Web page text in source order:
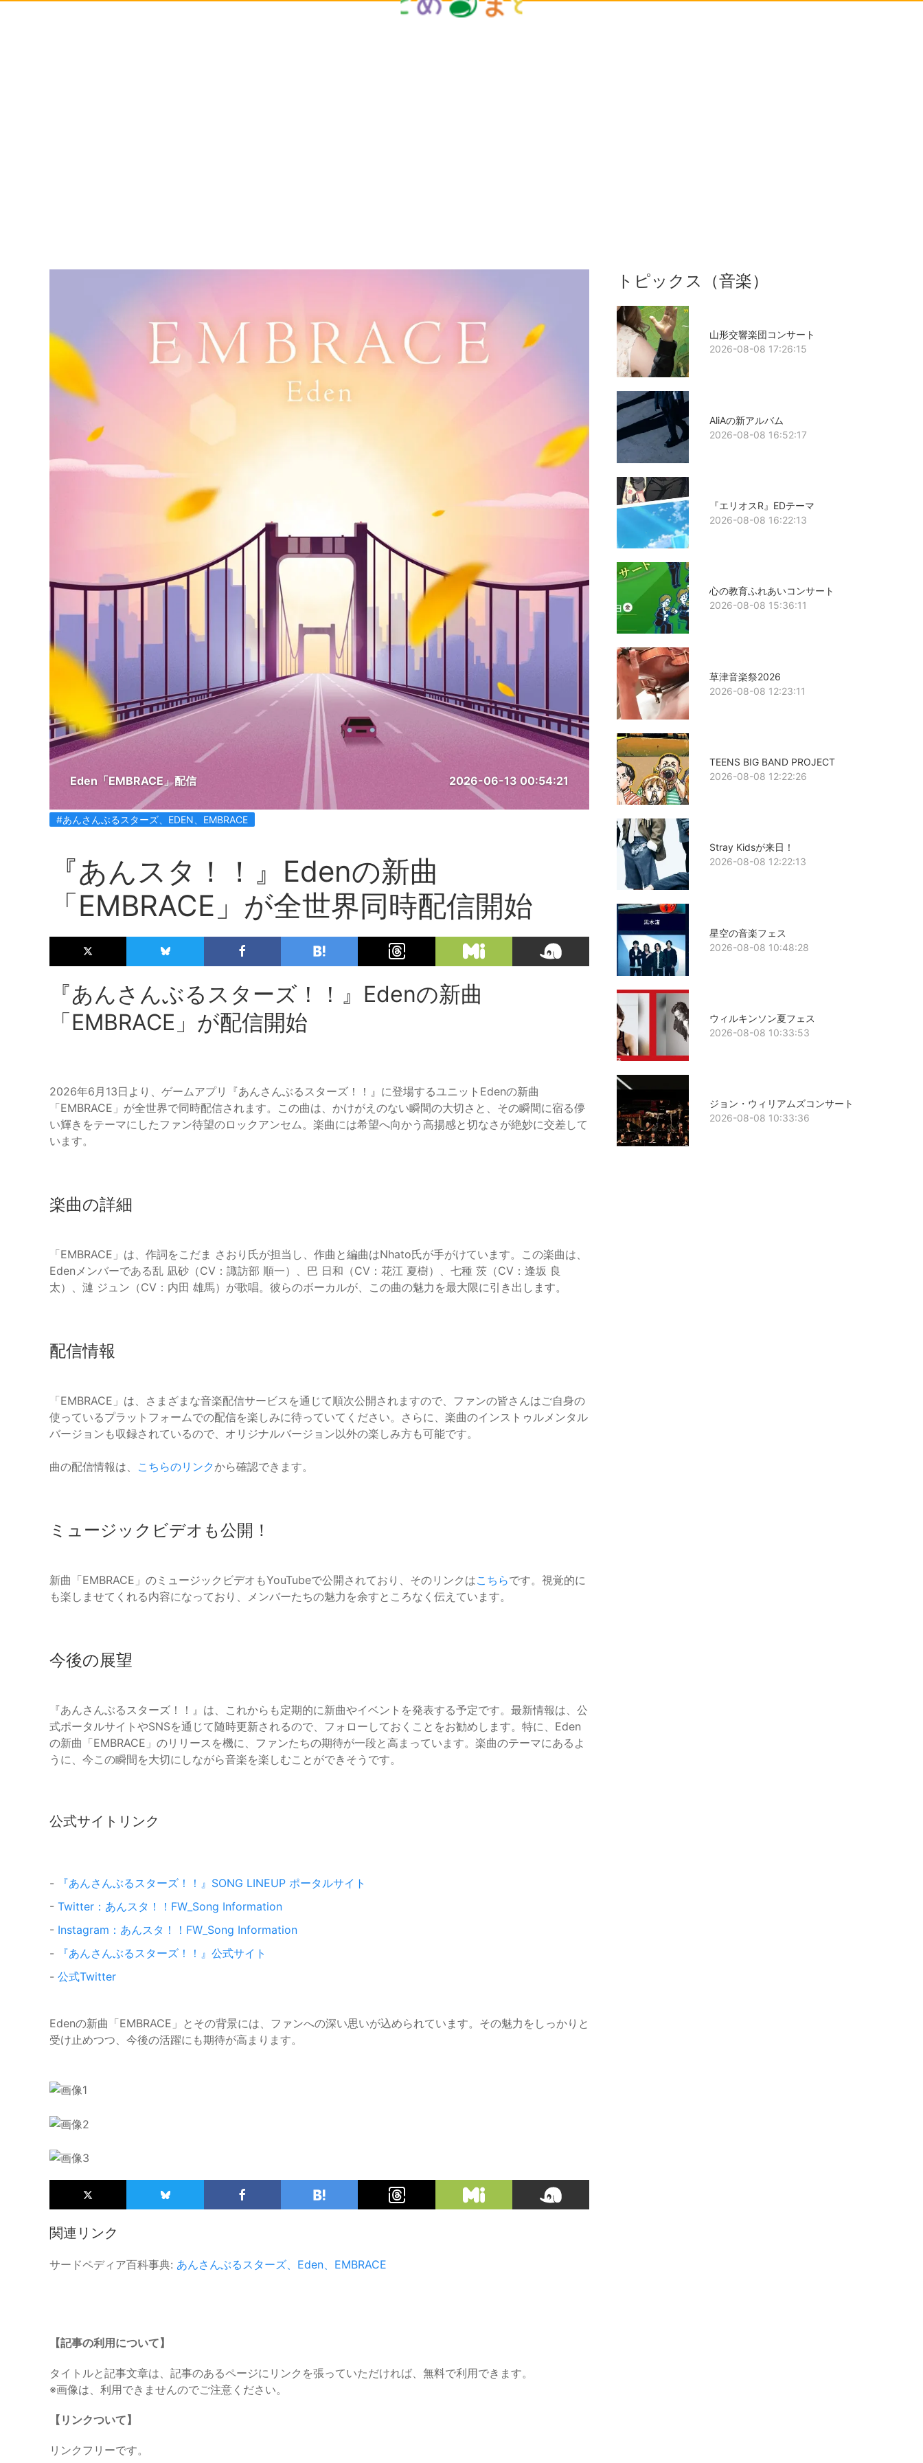
Eden「EMBRACE」配信 2026-06-13 00:54:21
#あんさんぶるスターズ、EDEN、EMBRACE
『あんスタ！！』Edenの新曲
「EMBRACE」が全世界同時配信開始
『あんさんぶるスターズ！！』Edenの新曲
「EMBRACE」が配信開始
2026年6月13日より、ゲームアプリ『あんさんぶるスターズ！！』に登場するユニットEdenの新曲
「EMBRACE」が全世界で同時配信されます。この曲は、かけがえのない瞬間の大切さと、その瞬間に宿る儚
い輝きをテーマにしたファン待望のロックアンセム。楽曲には希望へ向かう高揚感と切なさが絶妙に交差して
います。
楽曲の詳細
「EMBRACE」は、作詞をこだま さおり氏が担当し、作曲と編曲はNhato氏が手がけています。この楽曲は、
Edenメンバーである乱 凪砂（CV：諏訪部 順一）、巴 日和（CV：花江 夏樹）、七種 茨（CV：逢坂 良
太）、漣 ジュン（CV：内田 雄馬）が歌唱。彼らのボーカルが、この曲の魅力を最大限に引き出します。
配信情報
「EMBRACE」は、さまざまな音楽配信サービスを通じて順次公開されますので、ファンの皆さんはご自身の
使っているプラットフォームでの配信を楽しみに待っていてください。さらに、楽曲のインストゥルメンタル
バージョンも収録されているので、オリジナルバージョン以外の楽しみ方も可能です。
曲の配信情報は、 こちらのリンクから確認できます。
ミュージックビデオも公開！
新曲「EMBRACE」のミュージックビデオもYouTubeで公開されており、そのリンクはこちらです。視覚的に
も楽しませてくれる内容になっており、メンバーたちの魅力を余すところなく伝えています。
今後の展望
『あんさんぶるスターズ！！』は、これからも定期的に新曲やイベントを発表する予定です。最新情報は、公
式ポータルサイトやSNSを通じて随時更新されるので、フォローしておくことをお勧めします。特に、Eden
の新曲「EMBRACE」のリリースを機に、ファンたちの期待が一段と高まっています。楽曲のテーマにあるよ
うに、今この瞬間を大切にしながら音楽を楽しむことができそうです。
公式サイトリンク
-
『あんさんぶるスターズ！！』SONG LINEUP ポータルサイト
- Twitter：あんスタ！！FW_Song Information
- Instagram：あんスタ！！FW_Song Information
-
『あんさんぶるスターズ！！』公式サイト
- 公式Twitter
Edenの新曲「EMBRACE」とその背景には、ファンへの深い思いが込められています。その魅力をしっかりと
受け止めつつ、今後の活躍にも期待が高まります。
関連リンク
サードペディア百科事典: あんさんぶるスターズ、Eden、EMBRACE
トピックス（音楽）
山形交響楽団コンサート
2026-08-08 17:26:15
AliAの新アルバム
2026-08-08 16:52:17
『エリオスR』EDテーマ
2026-08-08 16:22:13
心の教育ふれあいコンサート
2026-08-08 15:36:11
草津音楽祭2026
2026-08-08 12:23:11
TEENS BIG BAND PROJECT
2026-08-08 12:22:26
Stray Kidsが来日！
2026-08-08 12:22:13
星空の音楽フェス
2026-08-08 10:48:28
ウィルキンソン夏フェス
2026-08-08 10:33:53
ジョン・ウィリアムズコンサート
2026-08-08 10:33:36
【記事の利用について】
タイトルと記事文章は、記事のあるページにリンクを張っていただければ、無料で利用できます。
※画像は、利用できませんのでご注意ください。
【リンクついて】
リンクフリーです。